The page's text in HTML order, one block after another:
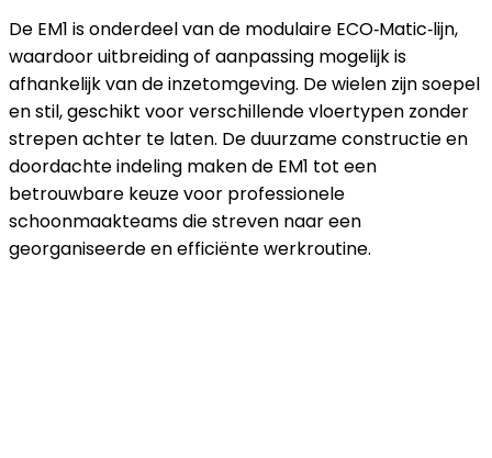
De EM1 is onderdeel van de modulaire ECO‑Matic‑lijn,
waardoor uitbreiding of aanpassing mogelijk is
afhankelijk van de inzetomgeving. De wielen zijn soepel
en stil, geschikt voor verschillende vloertypen zonder
strepen achter te laten. De duurzame constructie en
doordachte indeling maken de EM1 tot een
betrouwbare keuze voor professionele
schoonmaakteams die streven naar een
georganiseerde en efficiënte werkroutine.